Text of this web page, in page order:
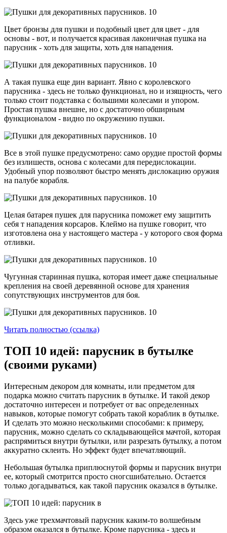
Цвет бронзы для пушки и подобный цвет для цвет - для
основы - вот, и получается красивая лаконичная пушка на
парусник - хоть для защиты, хоть для нападения.
А такая пушка еще дин вариант. Явно с королевского
парусника - здесь не только функционал, но и изящность, чего
только стоит подставка с большими колесами и упором.
Простая пушка внешне, но с достаточно обширным
функционалом - видно по окружению пушки.
Все в этой пушке предусмотрено: само орудие простой формы
без излишеств, основа с колесами для передислокации.
Удобный упор позволяют быстро менять дислокацию оружия
на палубе корабля.
Целая батарея пушек для парусника поможет ему защитить
себя т нападения корсаров. Клеймо на пушке говорит, что
изготовлена она у настоящего мастера - у которого своя форма
отливки.
Чугунная старинная пушка, которая имеет даже специальные
крепления на своей деревянной основе для хранения
сопутствующих инструментов для боя.
Читать полностью (ссылка)
ТОП 10 идей: парусник в бутылке
(своими руками)
Интересным декором для комнаты, или предметом для
подарка можно считать парусник в бутылке. И такой декор
достаточно интересен и потребует от вас определенных
навыков, которые помогут собрать такой кораблик в бутылке.
И сделать это можно несколькими способами: к примеру,
парусник, можно сделать со складывающейся мачтой, которая
распрямиться внутри бутылки, или разрезать бутылку, а потом
аккуратно склеить. Но эффект будет впечатляющий.
Небольшая бутылка приплюснутой формы и парусник внутри
ее, который смотрится просто сногсшибательно. Остается
только догадываться, как такой парусник оказался в бутылке.
Здесь уже трехмачтовый парусник каким-то волшебным
образом оказался в бутылке. Кроме парусника - здесь и